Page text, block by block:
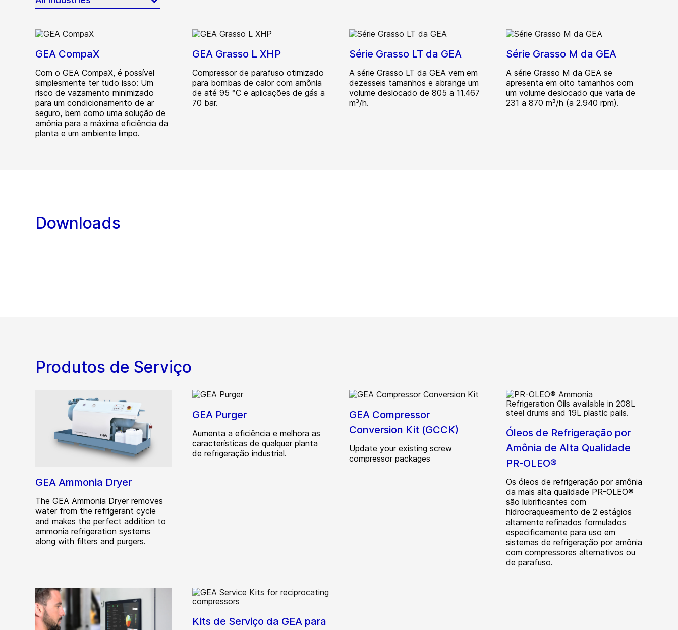
GEA CompaX
Com o GEA CompaX, é possível
simplesmente ter tudo isso: Um
risco de vazamento minimizado
para um condicionamento de ar
seguro, bem como uma solução de
amônia para a máxima eficiência da
planta e um ambiente limpo.
GEA Grasso L XHP
Compressor de parafuso otimizado
para bombas de calor com amônia
de até 95 °C e aplicações de gás a
70 bar.
Série Grasso LT da GEA
A série Grasso LT da GEA vem em
dezesseis tamanhos e abrange um
volume deslocado de 805 a 11.467
m³/h.
Série Grasso M da GEA
A série Grasso M da GEA se
apresenta em oito tamanhos com
um volume deslocado que varia de
231 a 870 m³/h (a 2.940 rpm).
Downloads
Produtos de Serviço
GEA Ammonia Dryer
The GEA Ammonia Dryer removes
water from the refrigerant cycle
and makes the perfect addition to
ammonia refrigeration systems
along with filters and purgers.
GEA Purger
Aumenta a eficiência e melhora as
características de qualquer planta
de refrigeração industrial.
GEA Compressor
Conversion Kit (GCCK)
Update your existing screw
compressor packages
Óleos de Refrigeração por
Amônia de Alta Qualidade
PR-OLEO®
Os óleos de refrigeração por amônia
da mais alta qualidade PR-OLEO®
são lubrificantes com
hidrocraqueamento de 2 estágios
altamente refinados formulados
especificamente para uso em
sistemas de refrigeração por amônia
com compressores alternativos ou
de parafuso.
Kits de Serviço da GEA para